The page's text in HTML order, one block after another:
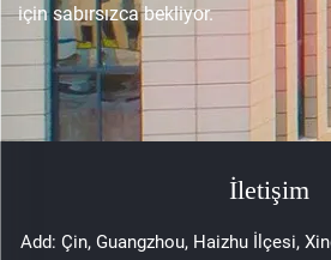
için sabırsızca bekliyor.
İletişim
Add: Çin, Guangzhou, Haizhu İlçesi,